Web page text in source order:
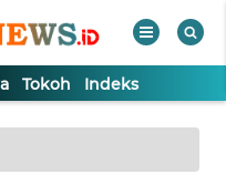
Tokoh Indeks